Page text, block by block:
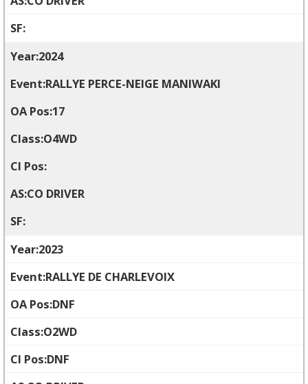
2024
RALLYE PERCE-NEIGE MANIWAKI
17
O4WD
CO DRIVER
2023
RALLYE DE CHARLEVOIX
DNF
O2WD
DNF